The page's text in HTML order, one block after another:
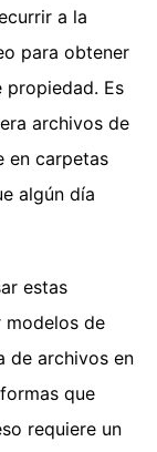
a la
para obtener
propiedad. Es
archivos de
en carpetas
algún día
estas
modelos de
de archivos en
que
requiere un